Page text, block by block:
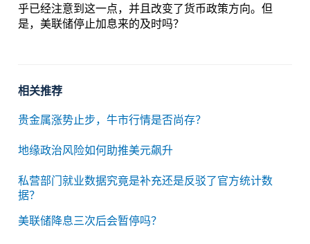
乎已经注意到这一点，并且改变了货币政策方向。但
是，美联储停止加息来的及时吗？
相关推荐
贵金属涨势止步，牛市行情是否尚存？
地缘政治风险如何助推美元飙升
私营部门就业数据究竟是补充还是反驳了官方统计数
据？
美联储降息三次后会暂停吗？